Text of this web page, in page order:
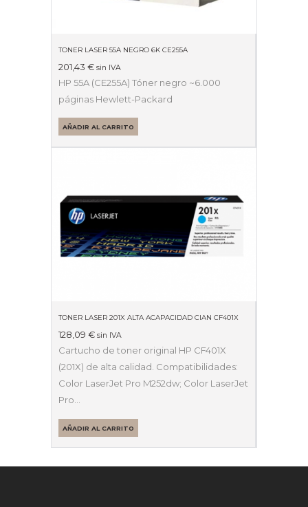
TONER LASER 55A NEGRO 6K CE255A
201,43 € sin IVA
HP 55A (CE255A) Tóner negro ~6.000
páginas Hewlett-Packard
AÑADIR AL CARRITO
TONER LASER 201X ALTA ACAPACIDAD CIAN CF401X
128,09 € sin IVA
Cartucho de toner original HP CF401X
(201X) de alta calidad. Compatibilidades:
Color LaserJet Pro M252dw; Color LaserJet
Pro…
AÑADIR AL CARRITO